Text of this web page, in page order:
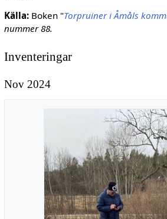
Källa:Boken "Torpruiner i Åmåls
nummer 88.
Inventeringar
Nov 2024